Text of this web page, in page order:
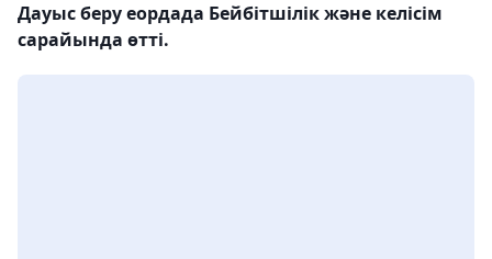
Дауыс беру еордада Бейбітшілік және келісім
сарайында өтті.